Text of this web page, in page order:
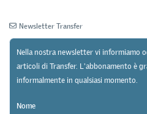
Newsletter Archivio
Newsletter Transfer
Nella nostra newsletter vi informiamo
articoli di Transfer. L'abbonamento è
informalmente in qualsiasi momento.
Nome